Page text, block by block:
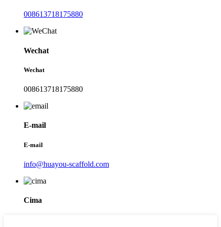
008613718175880
Wechat
Wechat
008613718175880
E-mail
E-mail
info@huayou-scaffold.com
Cima